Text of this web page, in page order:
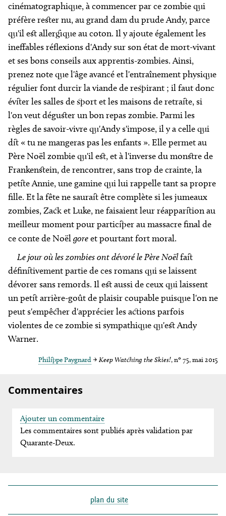
cinématographique, à commencer par ce zombie qui
préfère rester nu, au grand dam du prude Andy, parce
qu'il est allergique au coton. Il y ajoute également les
ineffables réflexions d'Andy sur son état de mort-vivant
et ses bons conseils aux apprentis-zombies. Ainsi,
prenez note que l'âge avancé et l'entraînement physique
régulier font durcir la viande de respirant ; il faut donc
éviter les salles de sport et les maisons de retraite, si
l'on veut déguster un bon repas zombie. Parmi les
règles de savoir-vivre qu'Andy s'impose, il y a celle qui
dit « tu ne mangeras pas les enfants ». Elle permet au
Père Noël zombie qu'il est, et à l'inverse du monstre de
Frankenstein, de rencontrer, sans trop de crainte, la
petite Annie, une gamine qui lui rappelle tant sa propre
fille. Et la fête ne saurait être complète si les jumeaux
zombies, Zack et Luke, ne faisaient leur réapparition au
meilleur moment pour participer au massacre final de
ce conte de Noëlgoreet pourtant fort moral.
Le jour où les zombies ont dévoré le Père Noëlfait
définitivement partie de ces romans qui se laissent
dévorer sans remords. Il est aussi de ceux qui laissent
un petit arrière-goût de plaisir coupable puisque l'on ne
peut s'empêcher d'apprécier les actions parfois
violentes de ce zombie si sympathique qu'est Andy
Warner.
Philippe Paygnard → Keep Watching the Skies!, nº 75, mai 2015
Commentaires
Ajouter un commentaire
Les commentaires sont publiés après validation par
Quarante-Deux.
plan du site